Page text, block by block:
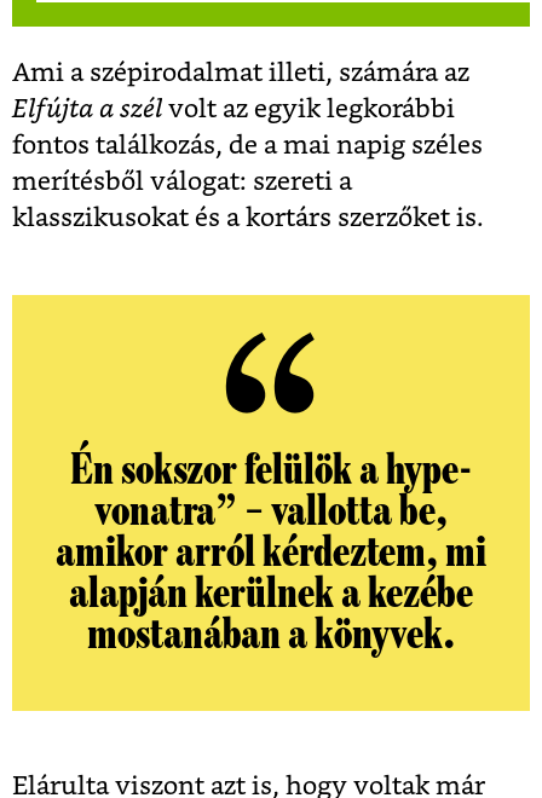
Ami a szépirodalmat illeti, számára az
Elfújta a szél volt az egyik legkorábbi
fontos találkozás, de a mai napig széles
merítésből válogat: szereti a
klasszikusokat és a kortárs szerzőket is.
Én sokszor felülök a hype-
vonatra” – vallotta be,
amikor arról kérdeztem, mi
alapján kerülnek a kezébe
mostanában a könyvek.
Elárulta viszont azt is, hogy voltak már